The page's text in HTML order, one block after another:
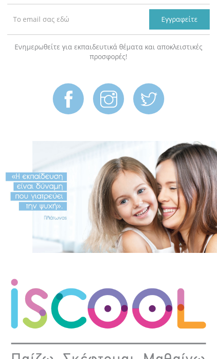
Εγγραφείτε
Ενημερωθείτε για εκπαιδευτικά θέματα και αποκλειστικές
προσφορές!